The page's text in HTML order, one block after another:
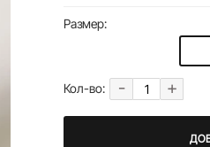
Размер:
Кол-во: - +